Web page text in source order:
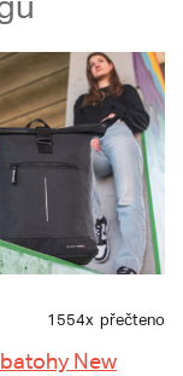
1554x přečteno
New